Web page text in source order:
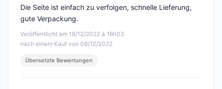
Veröffentlicht am 18/12/2022 à 16h03
nach einem Kauf von 06/12/2022
Die Seite ist einfach zu verfolgen, schnelle Lieferung,
gute Verpackung.
Übersetzte Bewertungen